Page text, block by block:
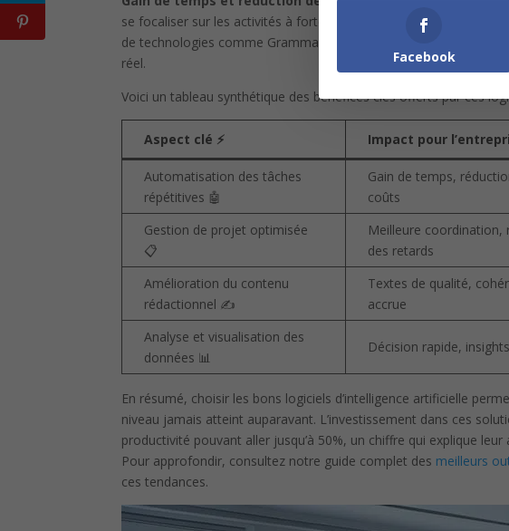
se focaliser sur les activités à forte valeur ajoutée, réduisant ainsi
de technologies comme Grammarly dans les outils de rédaction
réel.
Voici un tableau synthétique des bénéfices clés offerts par ces
Aspect clé ⚡ Impact pour
Automatisation des tâches
répétitives 🤖
Gain de temps,
coûts
Gestion de projet optimisée
📋
Meilleure coordination,
des retards
Amélioration du contenu
rédactionnel ✍️
Textes de qualité,
accrue
Analyse et visualisation des
données 📊
Décision rapide,
En résumé, choisir les bons logiciels d’intelligence artificielle
niveau jamais atteint auparavant. L’investissement dans ces
productivité pouvant aller jusqu’à 50%, un chiffre qui explique
Pour approfondir, consultez notre guide complet des meilleurs
ces tendances.
Facebook